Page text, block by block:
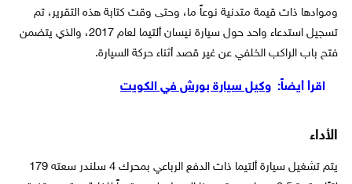
وموادها ذات قيمة متدنية نوعاً ما، وحتى وقت كتابة هذه التقرير، تم
تسجيل استدعاء واحد حول سيارة نيسان ألتيما لعام 2017، والذي يتضمن
فتح باب الراكب الخلفي عن غير قصد أثناء حركة السيارة.
اقرأ أيضاً: وكيل سيارة بورش في الكويت
الأداء
يتم تشغيل سيارة ألتيما ذات الدفع الرباعي بمحرك 4 سلندر سعته 179